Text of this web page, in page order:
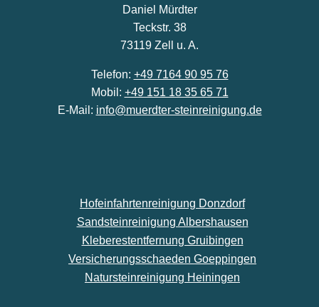
Daniel Mürdter
Teckstr. 38
73119 Zell u. A.
Telefon: +49 7164 90 95 76
Mobil: +49 151 18 35 65 71
E-Mail: info@muerdter-steinreinigung.de
Hofeinfahrtenreinigung Donzdorf
Sandsteinreinigung Albershausen
Kleberestentfernung Gruibingen
Versicherungsschaeden Goeppingen
Natursteinreinigung Heiningen